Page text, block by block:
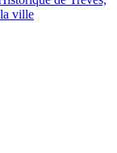
ville